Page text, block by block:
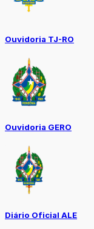
Ouvidoria TJ-RO
Ouvidoria GERO
Diário Oficial ALE